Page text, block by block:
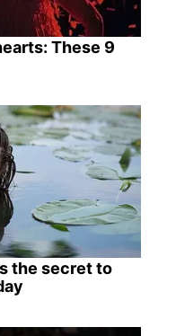
These 9
the secret to